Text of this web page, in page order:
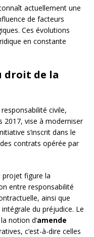
actuellement une
de facteurs
Ces évolutions
en constante
droit de la
civile,
2017, vise à moderniser
s’inscrit dans le
contrats opérée par
projet figure la
entre responsabilité
ainsi que
du préjudice. Le
notion d’amende
c’est-à-dire celles